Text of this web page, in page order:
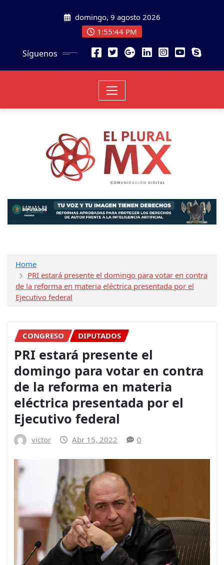
domingo, 9 agosto 2026
1:55:45 PM
Síguenos
Home
PRI estará presente el domingo para votar en contra
de la reforma en materia eléctrica presentada por el
Ejecutivo federal
CONGRESO DIPUTADOS
PRI estará presente el
domingo para votar en contra
de la reforma en materia
eléctrica presentada por el
Ejecutivo federal
victor Abr 15, 2022 0